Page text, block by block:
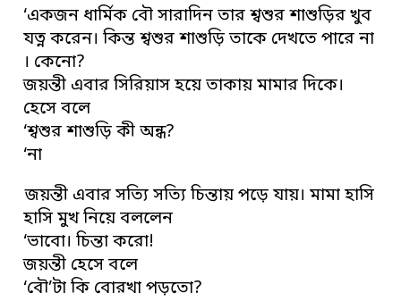
‘একজন ধার্মিক বৌ সারাদিন তার শ্বশুর শাশুড়ির খুব
যত্ন করেন। কিন্ত শ্বশুর শাশুড়ি তাকে দেখতে পারে না
। কেনো?
জয়ন্তী এবার সিরিয়াস হয়ে তাকায় মামার দিকে।
হেসে বলে
‘শ্বশুর শাশুড়ি কী অন্ধ?
‘না
জয়ন্তী এবার সত্যি সত্যি চিন্তায় পড়ে যায়। মামা হাসি
হাসি মুখ নিয়ে বললেন
‘ভাবো। চিন্তা করো!
জয়ন্তী হেসে বলে
‘বৌ’টা কি বোরখা পড়তো?